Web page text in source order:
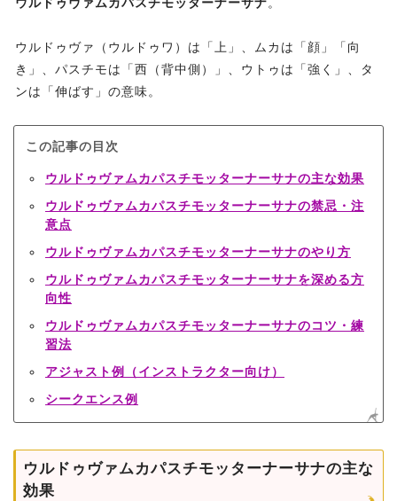
ウルドゥヴァ（ウルドゥワ）は「上」、ムカは「顔」「向
き」、パスチモは「西（背中側）」、ウトゥは「強く」、タ
ンは「伸ばす」の意味。
この記事の目次
ウルドゥヴァムカパスチモッターナーサナの主な効果
ウルドゥヴァムカパスチモッターナーサナの禁忌・注
意点
ウルドゥヴァムカパスチモッターナーサナのやり方
ウルドゥヴァムカパスチモッターナーサナを深める方
向性
ウルドゥヴァムカパスチモッターナーサナのコツ・練
習法
アジャスト例（インストラクター向け）
シークエンス例
ウルドゥヴァムカパスチモッターナーサナの主な
効果